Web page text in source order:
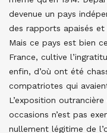
devenue un pays
des rapports apaisés
Mais ce pays est bien
France, cultive
enfin, d’où ont été
compatriotes qui
L’exposition
occasions n’est pas
nullement légitime de